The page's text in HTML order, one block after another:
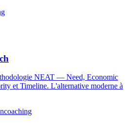
NEAT — Need, Economic
et Timeline. L'alternative moderne à
coaching